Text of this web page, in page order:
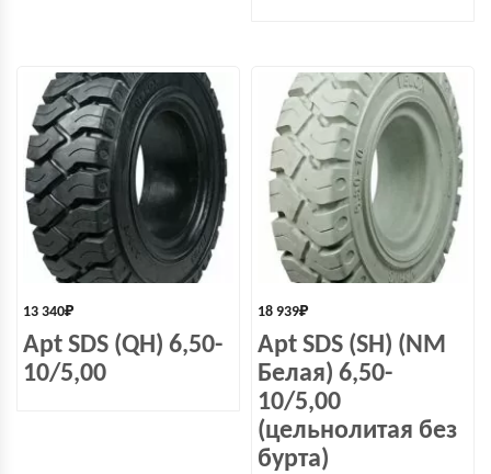
13 340₽
Apt SDS (QH) 6,50-
10/5,00
18 939₽
Apt SDS (SH) (NM
Белая) 6,50-
10/5,00
(цельнолитая без
бурта)